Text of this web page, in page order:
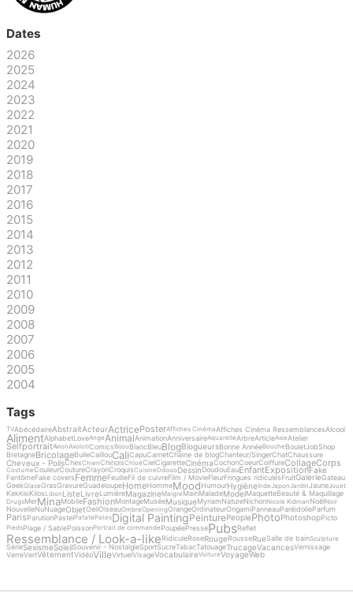
Dates
2026
2025
2024
2023
2022
2021
2020
2019
2018
2017
2016
2015
2014
2013
2012
2011
2010
2009
2008
2007
2006
2005
2004
Tags
TVAbécédaireAbstraitActeurActricePosterAffiches CinémaAffiches Cinéma RessemblancesAlcool
AlimentAlphabetLoveAnge AnimalAnimationAnniversaireAquarelleArbreArticleAsieAtelier
SelfportraitAvionAxolotlComicsBijou BlancBleuBlogBlogueursBonne AnnéeBouche BouletJobShop
BretagneBricolageBulleCaillouCaliCapuCarnetChaine de blogChanteur/SingerChatChaussure
Cheveux - PoilsChexChienChinoisChloéCielCigaretteCinémaCochonCoeurCoiffureCollageCorps
CostumeCouleurCoutureCrayonCroquisCuisineDdoooDessinDoudouEauEnfantExpositionFake
FantômeFake coversFemmeFeuilleFil de cuivreFilm / MovieFleurFringues ridiculesFruitGalerieGateau
GeekGlaceGrasGravureGuadeloupeHomeHommeMoodHumourHygièneInde Japon JardinJaune Jouet
KekKikiKilosLibon ListeLivreLumièreMagazineMaigre MainMaladeModelMaquetteBeauté & Maquillage
DrugsMerMinaMobileFashionMontageMuséeMusiqueMyriamNatureNichonNicole Kidman NoëlNoir
NouvelleNuNuageObjetOeilOiseauOmbreOpeningOrangeOrdinateurOrigamiPanneauParéidolieParfum
ParisParutionPastelPatatePatesDigital PaintingPeinturePeoplePhotoPhotoshopPicto
PiedsPlage / SablePoissonPortrait de commande PoupéePressePubsReflet
Ressemblance / Look-a-likeRidiculeRoseRougeRousseRueSalle de bainSculpture
SérieSexismeSoleilSouvenir - NostalgieSportSucreTabacTatouageTrucageVacancesVernissage
VerreVertVêtementVidéoVilleVirtuelVisageVocabulaireVoitureVoyageWeb